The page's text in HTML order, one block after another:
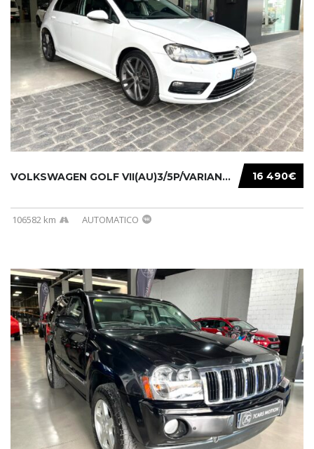
16 490€
VOLKSWAGEN GOLF VII(AU)3/5P/VARIANT(12-16 20...
106582 km AUTOMATICO